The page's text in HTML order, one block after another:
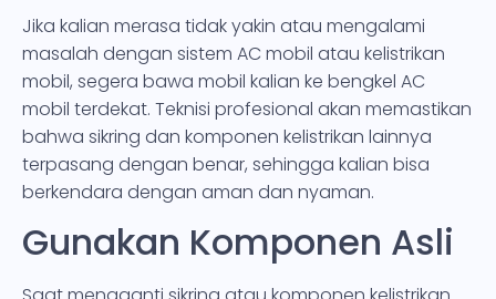
Jika kalian merasa tidak yakin atau mengalami
masalah dengan sistem AC mobil atau kelistrikan
mobil, segera bawa mobil kalian ke bengkel AC
mobil terdekat. Teknisi profesional akan memastikan
bahwa sikring dan komponen kelistrikan lainnya
terpasang dengan benar, sehingga kalian bisa
berkendara dengan aman dan nyaman.
Gunakan Komponen Asli